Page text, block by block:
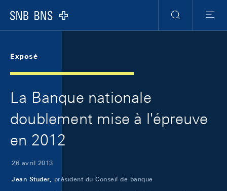
Logo
RechercheMenu
Exposé
La Banque nationale
doublement mise à l'épreuve
en 2012
26 avril 2013
Jean Studer, président du Conseil de banque